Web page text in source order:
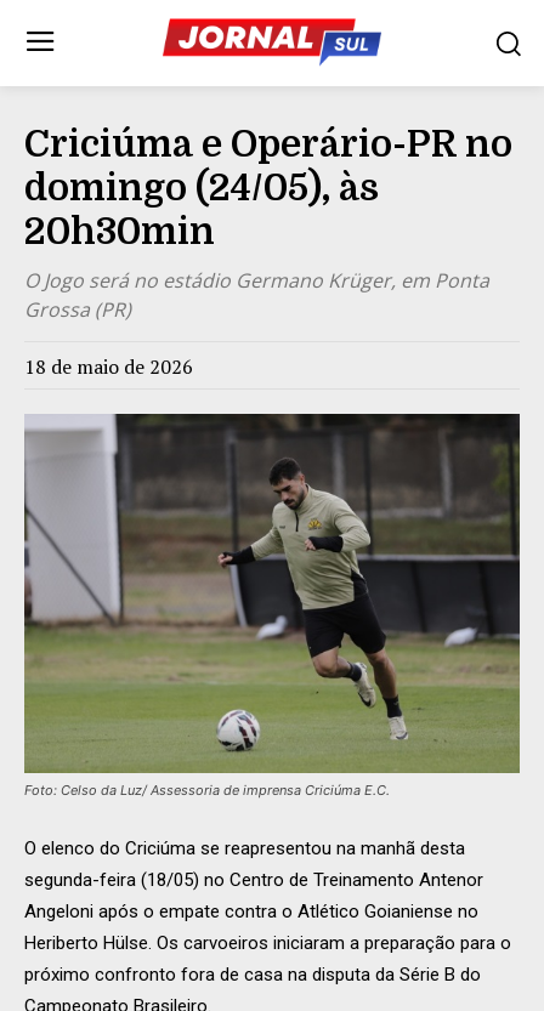
Criciúma e Operário-PR no
domingo (24/05), às
20h30min
O Jogo será no estádio Germano Krüger, em Ponta
Grossa (PR)
18 de maio de 2026
Foto: Celso da Luz/ Assessoria de imprensa Criciúma E.C.
O elenco do Criciúma se reapresentou na manhã desta
segunda-feira (18/05) no Centro de Treinamento Antenor
Angeloni após o empate contra o Atlético Goianiense no
Heriberto Hülse. Os carvoeiros iniciaram a preparação para o
próximo confronto fora de casa na disputa da Série B do
Campeonato Brasileiro.